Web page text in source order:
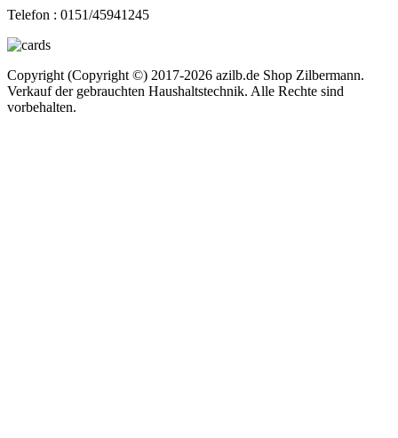
Telefon : 0151/45941245
Copyright (Copyright ©) 2017-2026 azilb.de Shop Zilbermann.
Verkauf der gebrauchten Haushaltstechnik. Alle Rechte sind
vorbehalten.